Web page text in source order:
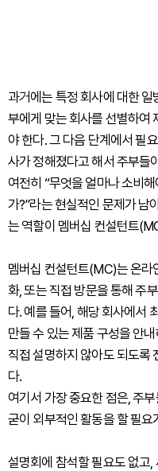
과거에는 특정 회사에 대한
부에게 맞는 회사를 선별하여
야 한다. 그 다음 단계에서 필
사가 정해졌다고 해서 주부들
여전히 “무엇을 얼마나 소비
가?”라는 현실적인 문제가 남
는 역할이 멤버십 컨설턴트
멤버십 컨설턴트(MC)는 온라
화, 또는 직접 방문을 통해 주
다. 예를 들어, 해당 회사에서
만들 수 있는 제품 구성을 안
직접 설명하지 않아도 되도록
다.
여기서 가장 중요한 점은, 주
굳이 외부적인 활동을 할 필요
설명회에 참석할 필요도 없고